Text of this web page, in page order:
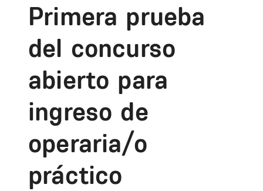
Primera prueba
del concurso
abierto para
ingreso de
operaria/o
práctico